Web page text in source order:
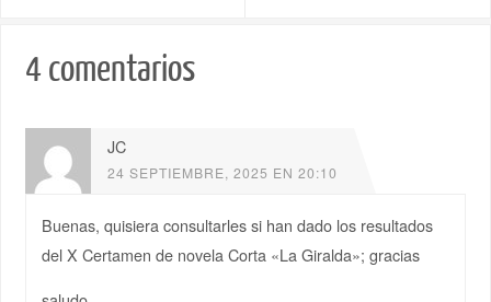
4 comentarios
JC
24 SEPTIEMBRE, 2025 EN 20:10
Buenas, quisiera consultarles si han dado los resultados
del X Certamen de novela Corta «La Giralda»; gracias